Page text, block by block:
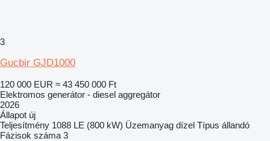
3
Gucbir GJD1000
120 000 EUR ≈ 43 450 000 Ft
Elektromos generátor - diesel aggregátor
2026
Állapot új
Teljesítmény 1088 LE (800 kW) Üzemanyag dízel Típus állandó
Fázisok száma 3